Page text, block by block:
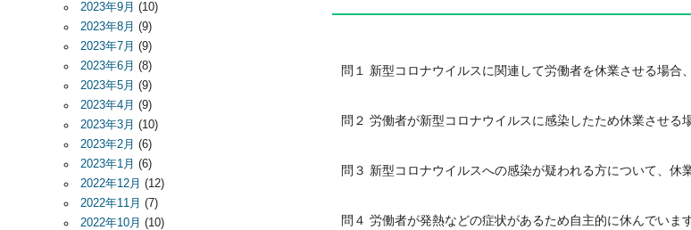
問１ 新型コロナウイルスに関連して労働者を休業させる場合
問２ 労働者が新型コロナウイルスに感染したため休業させる
問３ 新型コロナウイルスへの感染が疑われる方について、休
問４ 労働者が発熱などの症状があるため自主的に休んでいま
2023年9月 (10)
2023年8月 (9)
2023年7月 (9)
2023年6月 (8)
2023年5月 (9)
2023年4月 (9)
2023年3月 (10)
2023年2月 (6)
2023年1月 (6)
2022年12月 (12)
2022年11月 (7)
2022年10月 (10)